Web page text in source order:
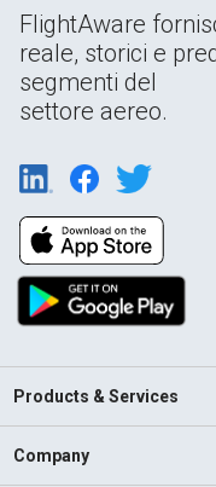
FlightAware
reale, storici e
segmenti del
settore aereo.
Products & Services
Company